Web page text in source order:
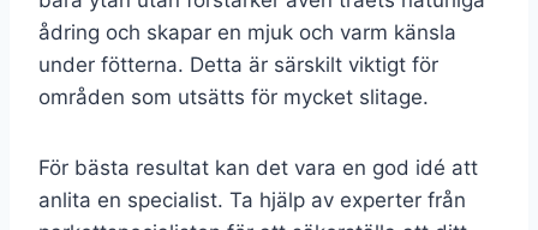
ådring och skapar en mjuk och varm känsla
under fötterna. Detta är särskilt viktigt för
områden som utsätts för mycket slitage.
För bästa resultat kan det vara en god idé att
anlita en specialist. Ta hjälp av experter från